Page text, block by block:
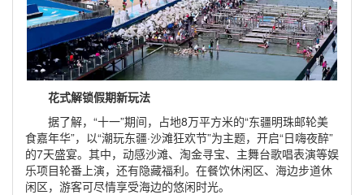
花式解锁假期新玩法
据了解，“十一”期间，占地8万平方米的“东疆明珠邮轮美
食嘉年华”，以“潮玩东疆·沙滩狂欢节”为主题，开启“日嗨夜醉”
的7天盛宴。其中，动感沙滩、淘金寻宝、主舞台歌唱表演等娱
乐项目轮番上演，还有隐藏福利。在餐饮休闲区、海边步道休
闲区，游客可尽情享受海边的悠闲时光。